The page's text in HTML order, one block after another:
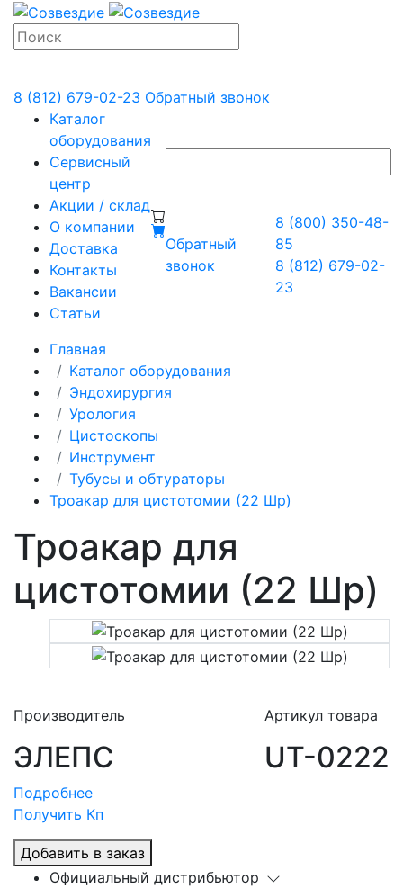
8 (812) 679-02-23 Обратный звонок
Каталог
оборудования
Сервисный
центр
Акции / склад
О компании
Доставка
Контакты
Вакансии
Статьи
Обратный
звонок
8 (800) 350-48-
85
8 (812) 679-02-
23
Главная
Каталог оборудования
Эндохирургия
Урология
Цистоскопы
Инструмент
Тубусы и обтураторы
Троакар для цистотомии (22 Шр)
Троакар для
цистотомии (22 Шр)
Производитель
ЭЛЕПС
Артикул товара
UT-0222
Подробнее
Получить Кп
Добавить в заказ
Официальный дистрибьютор